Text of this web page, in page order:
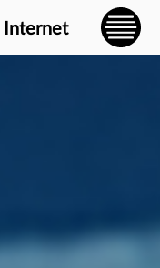
Internet